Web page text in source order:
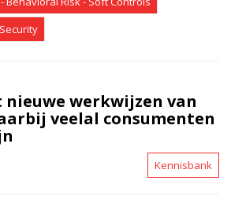
Security
nieuwe werkwijzen van
veelal consumenten
Kennisbank